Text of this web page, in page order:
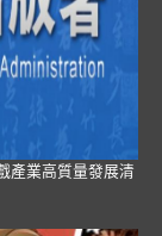
產業高質量發展清